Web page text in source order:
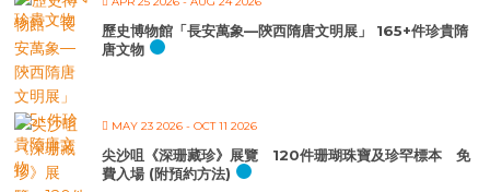
歷史博物館「長安萬象—陝西隋唐文明展」 165+件珍貴隋
唐文物
MAY 23 2026 - OCT 11 2026
尖沙咀《深珊藏珍》展覽 120件珊瑚珠寶及珍罕標本 免
費入場 (附預約方法)